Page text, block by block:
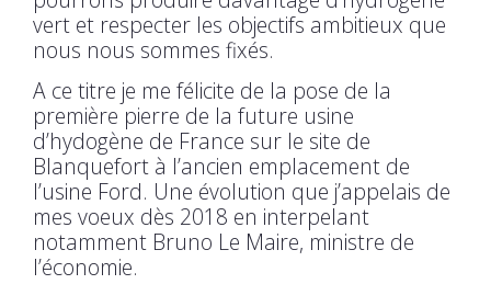
vert et respecter les objectifs ambitieux que
nous nous sommes fixés.
A ce titre je me félicite de la pose de la
première pierre de la future usine
d’hydogène de France sur le site de
Blanquefort à l’ancien emplacement de
l’usine Ford. Une évolution que j’appelais de
mes voeux dès 2018 en interpelant
notamment Bruno Le Maire, ministre de
l’économie.